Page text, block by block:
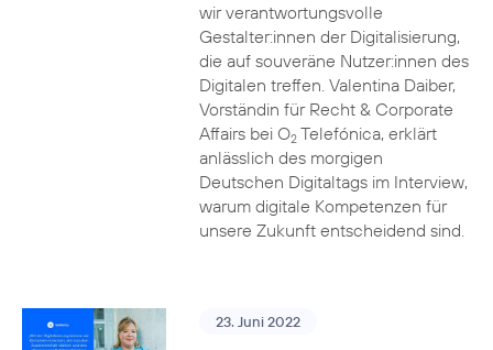
wir verantwortungsvolle
Gestalter:innen der Digitalisierung,
die auf souveräne Nutzer:innen des
Digitalen treffen. Valentina Daiber,
Vorständin für Recht & Corporate
Affairs bei O2Telefónica, erklärt
anlässlich des morgigen
Deutschen Digitaltags im Interview,
warum digitale Kompetenzen für
unsere Zukunft entscheidend sind.
23. Juni 2022